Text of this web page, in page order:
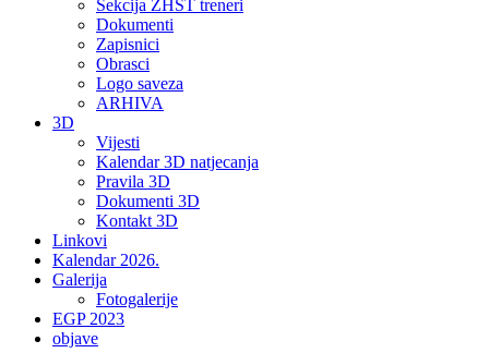
Sekcija ZHST treneri
Dokumenti
Zapisnici
Obrasci
Logo saveza
ARHIVA
3D
Vijesti
Kalendar 3D natjecanja
Pravila 3D
Dokumenti 3D
Kontakt 3D
Linkovi
Kalendar 2026.
Galerija
Fotogalerije
EGP 2023
objave